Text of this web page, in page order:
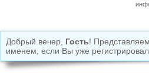
Добрый вечер, Гость!
именем, если Вы уже